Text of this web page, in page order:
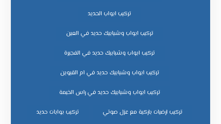
تركيب ابواب الحديد
تركيب ابواب وشبابيك حديد في العين
تركيب ابواب وشبابيك حديد في الفجيرة
تركيب ابواب وشبابيك حديد في ام القيوين
تركيب ابواب وشبابيك حديد في راس الخيمة
تركيب ارضيات باركية مع عزل صوتي تركيب بوابات حديد